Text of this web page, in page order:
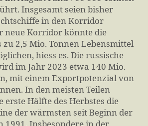
Insgesamt seien bisher
in den Korridor
neue Korridor könnte die
2,5 Mio. Tonnen Lebensmittel
hiess es. Die russische
im Jahr 2023 etwa 140 Mio.
mit einem Exportpotenzial von
In den meisten Teilen
erste Hälfte des Herbstes die
der wärmsten seit Beginn der
1991. Insbesondere in der